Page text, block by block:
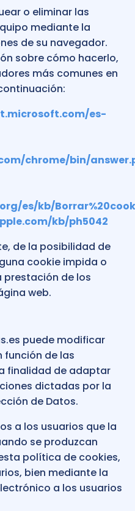
o eliminar las
mediante la
de su navegador.
sobre cómo hacerlo,
más comunes en
es-
chrome/bin/
es/kb/
kb/ph5042
de la posibilidad de
cookie impida o
prestación de los
web.
puede modificar
función de las
finalidad de adaptar
dictadas por la
de Datos.
a los usuarios que la
se produzcan
política de cookies,
bien mediante la
a los usuarios